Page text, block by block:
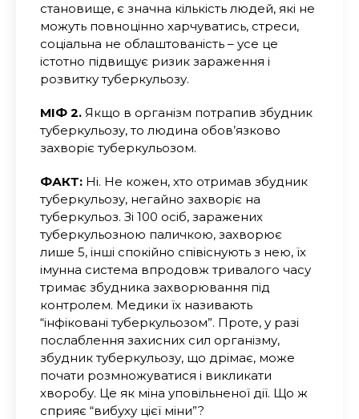
становище, є значна кількість людей, які не
можуть повноцінно харчуватись, стреси,
соціальна не облаштованість – усе це
істотно підвищує ризик зараження і
розвитку туберкульозу.
МІФ 2. Якщо в організм потрапив збудник
туберкульозу, то людина обов’язково
захворіє туберкульозом.
ФАКТ: Ні. Не кожен, хто отримав збудник
туберкульозу, негайно захворіє на
туберкульоз. Зі 100 осіб, заражених
туберкульозною паличкою, захворює
лише 5, інші спокійно співіснують з нею, їх
імунна система впродовж тривалого часу
тримає збудника захворювання під
контролем. Медики їх називають
“інфіковані туберкульозом”. Проте, у разі
послаблення захисних сил організму,
збудник туберкульозу, що дрімає, може
почати розмножуватися і викликати
хворобу. Це як міна уповільненої дії. Що ж
сприяє “вибуху цієї міни”?